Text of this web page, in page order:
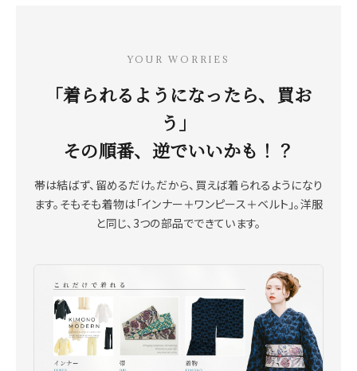
YOUR WORRIES
「着られるようになったら、買お
う」
その順番、逆でいいかも！？
帯は結ばず、留めるだけ。だから、買えば着られるようになり
ます。そもそも着物は「インナー＋ワンピース＋ベルト」。洋服
と同じ、3つの部品でできています。